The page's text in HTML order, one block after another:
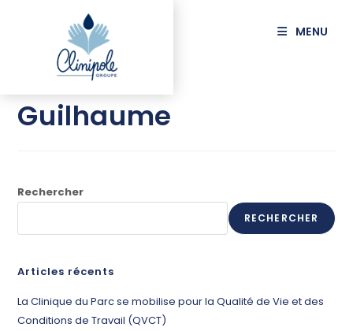
MENU
GENESTE
Guilhaume
Rechercher
RECHERCHER
Articles récents
La Clinique du Parc se mobilise pour la Qualité de Vie et des
Conditions de Travail (QVCT)